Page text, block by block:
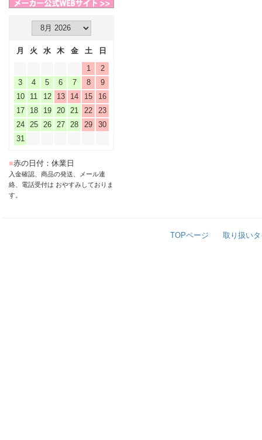
月 火 水 木 金 土
日
1
2
3
4 5 6 7 8
9
10
11 12 13 14 15
16
17
18 19 20 21 22
23
24
25 26 27 28 29
30
31
■赤の日付：休業日
入金確認、商品の発送、メール連
絡、電話受付は おやすみしておりま
す。
TOPページ 取り扱い